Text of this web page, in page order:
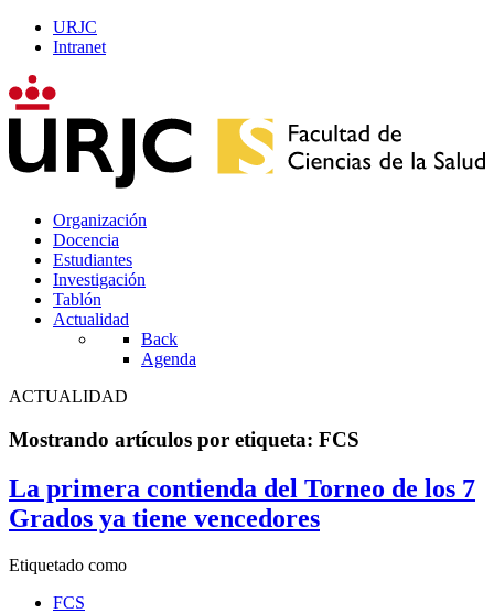
URJC
Intranet
Organización
Docencia
Estudiantes
Investigación
Tablón
Actualidad
Back
Agenda
ACTUALIDAD
Mostrando artículos por etiqueta: FCS
La primera contienda del Torneo de los 7
Grados ya tiene vencedores
Etiquetado como
FCS